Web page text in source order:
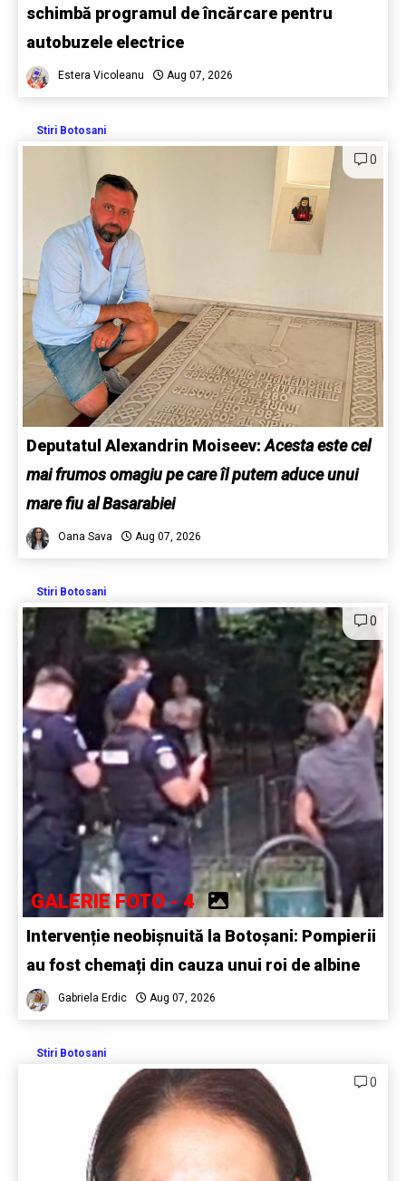
schimbă programul de încărcare pentru
autobuzele electrice
Estera Vicoleanu Aug 07, 2026
Stiri Botosani
0
Deputatul Alexandrin Moiseev:Acesta este cel
mai frumos omagiu pe care îl putem aduce unui
mare fiu al Basarabiei
Oana Sava Aug 07, 2026
Stiri Botosani
0
GALERIE FOTO - 4
Intervenție neobișnuită la Botoșani: Pompierii
au fost chemați din cauza unui roi de albine
Gabriela Erdic Aug 07, 2026
Stiri Botosani
0